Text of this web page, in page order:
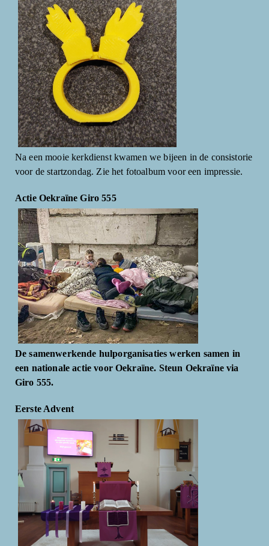
Na een mooie kerkdienst kwamen we bijeen in de consistorie
voor de startzondag. Zie het fotoalbum voor een impressie.
Actie Oekraïne Giro 555
De samenwerkende hulporganisaties werken samen in
een nationale actie voor Oekraïne. Steun Oekraïne via
Giro 555.
Eerste Advent